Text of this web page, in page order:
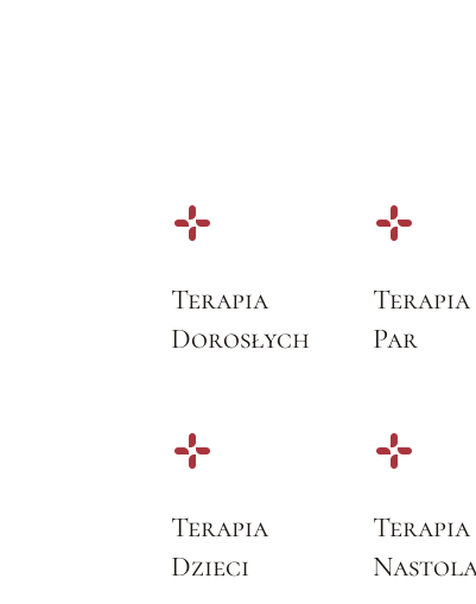
Terapia
Dorosłych
Terapia
Par
Terapia
Dzieci
Terapia